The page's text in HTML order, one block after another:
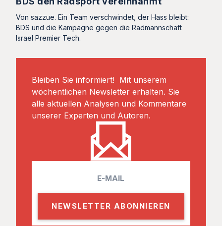
Von sazzue. Ein Team verschwindet, der Hass bleibt:
BDS und die Kampagne gegen die Radmannschaft
Israel Premier Tech.
Bleiben Sie informiert! Mit unserem
wöchentlichen Newsletter erhalten. Sie
alle aktuellen Analysen und Kommentare
unserer Experten und Autoren.
a
l